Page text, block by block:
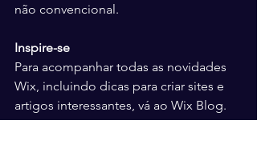
não convencional.
Inspire-se
Para acompanhar todas as novidades
Wix, incluindo dicas para criar sites e
artigos interessantes, vá ao Wix Blog.
Encontre inspiração para criar seu